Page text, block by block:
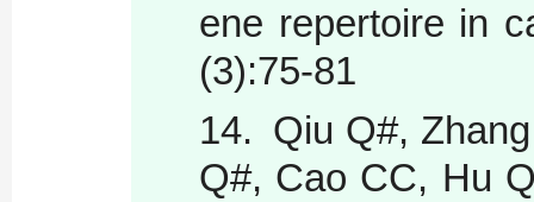
ene repertoire in
(3):75-81
14. Qiu Q#,
Q#, Cao CC, Hu